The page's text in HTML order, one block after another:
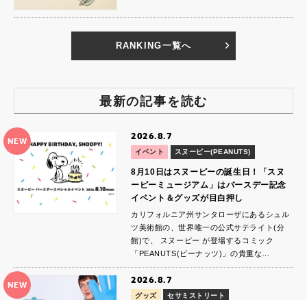
RANKING一覧へ
最新の記事を読む
NEW 2026.8.7
イベント スヌーピー(PEANUTS)
8月10日はスヌーピーの誕生日！「スヌ
ーピーミュージアム」はバースデー記念
イベント＆グッズが目白押し
カリフォルニア州サンタローザにあるシュル
ツ美術館の、世界唯一の公式サテライト(分
館)で、 スヌーピー が登場するコミック
「PEANUTS(ピーナッツ)」の貴重な…
NEW 2026.8.7
グッズ セサミストリート